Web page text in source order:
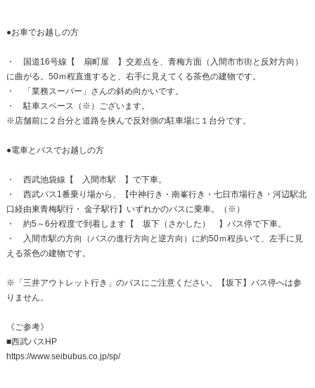
●お車でお越しの方
・ 国道16号線【 扇町屋 】交差点を、青梅方面（入間市市街と反対方向）
に曲がる。50ｍ程直進すると、右手に見えてくる茶色の建物です。
・ 「業務スーパー」さんの斜め向かいです。
・ 駐車スペース（※）ございます。
※店舗前に２台分と道路を挟んで反対側の駐車場に１台分です。
●電車とバスでお越しの方
・ 西武池袋線【 入間市駅 】で下車。
・ 西武バス1番乗り場から、【中神行き・南峯行き・七日市場行き・河辺駅北
口経由東青梅駅行・ 金子駅行】いずれかのバスに乗車。（※）
・ 約5～6分程度で到着します【 坂下（さかした） 】バス停で下車。
・ 入間市駅の方向（バスの進行方向と逆方向）に約50ｍ程歩いて、左手に見
える茶色の建物です。
※「三井アウトレット行き」のバスにご注意ください。【坂下】バス停へは参
りません。
《ご参考》
■西武バスHP
https://www.seibubus.co.jp/sp/